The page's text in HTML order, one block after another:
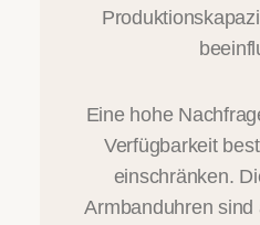
Eine hohe
Verfügbarkeit
einschränken.
Armbanduhren